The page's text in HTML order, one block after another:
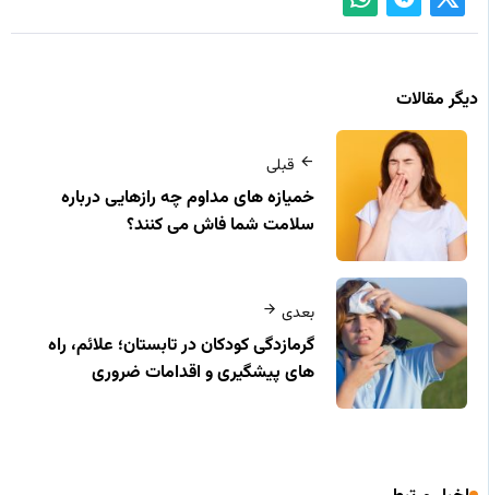
دیگر مقالات
قبلی
خمیازه های مداوم چه رازهایی درباره
سلامت شما فاش می کنند؟
بعدی
گرمازدگی کودکان در تابستان؛ علائم، راه
های پیشگیری و اقدامات ضروری